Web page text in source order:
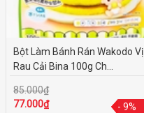
- 9%
Bột Làm Bánh Rán Wakodo Vị
Rau Cải Bina 100g Ch...
85.000₫
77.000₫
- 9%